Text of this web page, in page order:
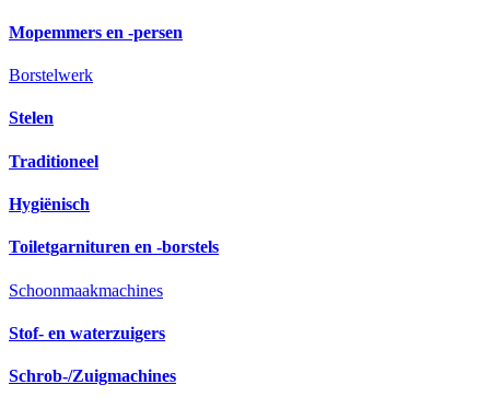
Mopemmers en -persen
Borstelwerk
Stelen
Traditioneel
Hygiënisch
Toiletgarnituren en -borstels
Schoonmaakmachines
Stof- en waterzuigers
Schrob-/Zuigmachines